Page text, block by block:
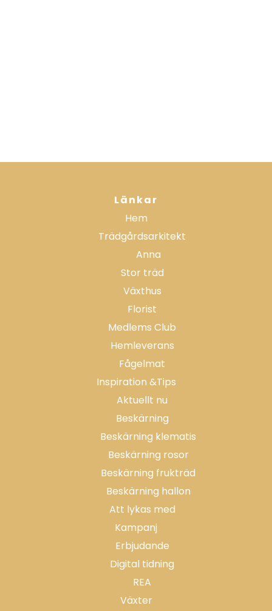
Länkar
Hem
Trädgårdsarkitekt
Anna
Stor träd
Växthus
Florist
Medlems Club
Hemleverans
Fågelmat
Inspiration &Tips
Aktuellt nu
Beskärning
Beskärning klematis
Beskärning rosor
Beskärning frukträd
Beskärning hallon
Att lykas med
Kampanj
Erbjudande
Digital tidning
REA
Växter